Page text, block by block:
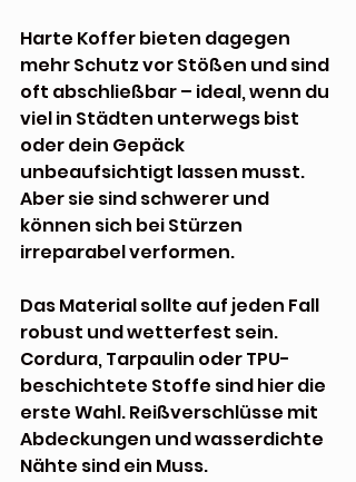
Harte Koffer bieten dagegen
mehr Schutz vor Stößen und sind
oft abschließbar – ideal, wenn du
viel in Städten unterwegs bist
oder dein Gepäck
unbeaufsichtigt lassen musst.
Aber sie sind schwerer und
können sich bei Stürzen
irreparabel verformen.
Das Material sollte auf jeden Fall
robust und wetterfest sein.
Cordura, Tarpaulin oder TPU-
beschichtete Stoffe sind hier die
erste Wahl. Reißverschlüsse mit
Abdeckungen und wasserdichte
Nähte sind ein Muss.